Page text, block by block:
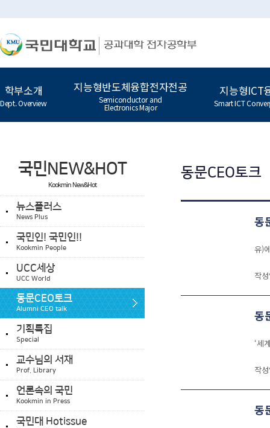
학부소개
Dept. Overview
지능형반도체융합전자전공
Semiconductor and
Electronics Major
지능형ICT
Smart ICT
국민NEW&HOT
Kookmin New&Hot
뉴스플러스
News Plus
국민인! 국민인!!
Kookmin People
UCC세상
UCC World
동문CEO토크
Alumni CEO talk
기획특집
Special
교수님의 서재
Prof. Library
언론속의 국민
Kookmin in Press
국민대 Hotissue
동문CEO토크
동
유)
작
동
‘세
작
동